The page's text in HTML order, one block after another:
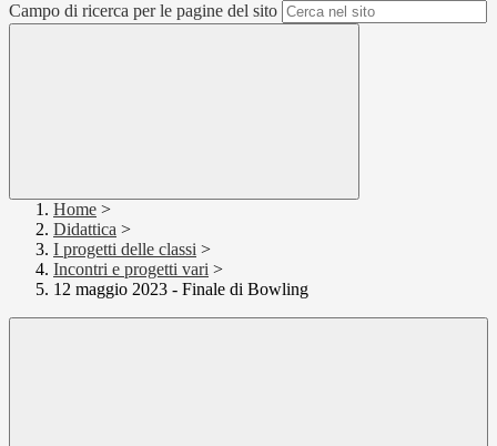
Campo di ricerca per le pagine del sito
Home >
Didattica >
I progetti delle classi >
Incontri e progetti vari >
12 maggio 2023 - Finale di Bowling